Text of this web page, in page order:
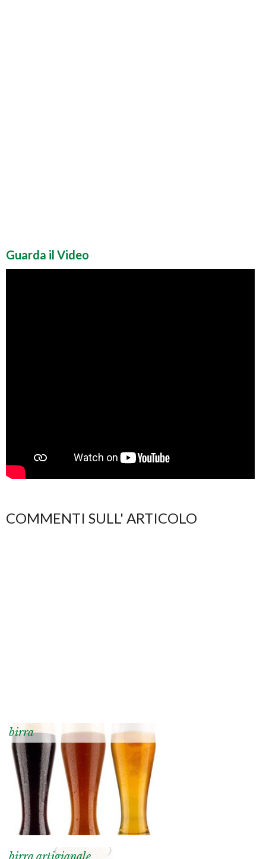
Guarda il Video
COMMENTI SULL' ARTICOLO
birra